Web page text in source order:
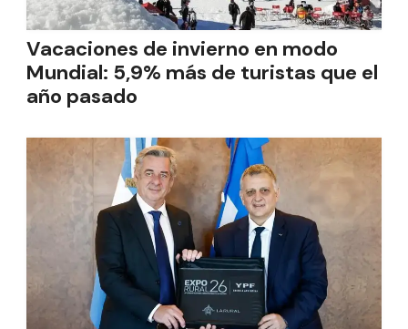
Vacaciones de invierno en modo
Mundial: 5,9% más de turistas que el
año pasado